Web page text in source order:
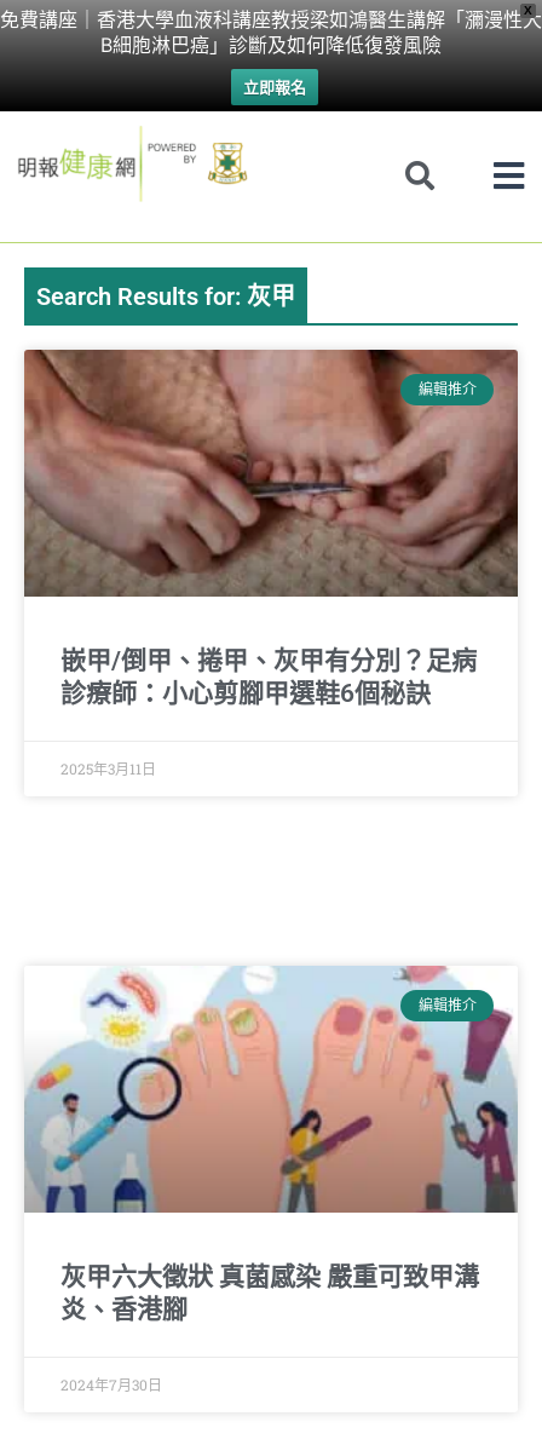
X
免費講座｜香港大學血液科講座教授梁如鴻醫生講解「瀰漫性大
B細胞淋巴癌」診斷及如何降低復發風險
立即報名
Skip
Search Results for: 灰甲
編輯推介
嵌甲/倒甲、捲甲、灰甲有分別？足病
診療師：小心剪腳甲選鞋6個秘訣
2025年3月11日
編輯推介
灰甲六大徵狀 真菌感染 嚴重可致甲溝
炎、香港腳
2024年7月30日
PagePage